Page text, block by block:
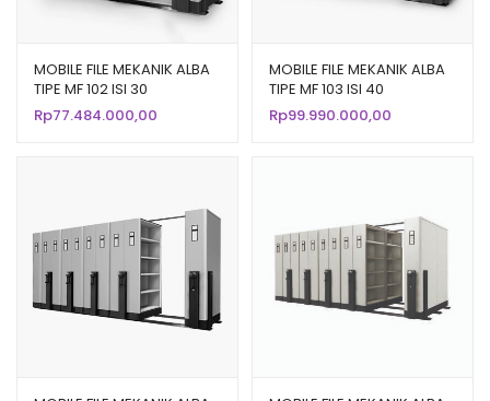
MOBILE FILE MEKANIK ALBA
TIPE MF 102 ISI 30
COMPARTMENT
Rp77.484.000,00
MOBILE FILE MEKANIK ALBA
TIPE MF 103 ISI 40
COMPARTMENT
Rp99.990.000,00